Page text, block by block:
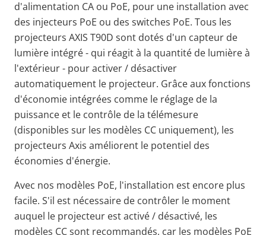
d'alimentation CA ou PoE, pour une installation avec
des injecteurs PoE ou des switches PoE. Tous les
projecteurs AXIS T90D sont dotés d'un capteur de
lumière intégré - qui réagit à la quantité de lumière à
l'extérieur - pour activer / désactiver
automatiquement le projecteur. Grâce aux fonctions
d'économie intégrées comme le réglage de la
puissance et le contrôle de la télémesure
(disponibles sur les modèles CC uniquement), les
projecteurs Axis améliorent le potentiel des
économies d'énergie.
Avec nos modèles PoE, l'installation est encore plus
facile. S'il est nécessaire de contrôler le moment
auquel le projecteur est activé / désactivé, les
modèles CC sont recommandés, car les modèles PoE